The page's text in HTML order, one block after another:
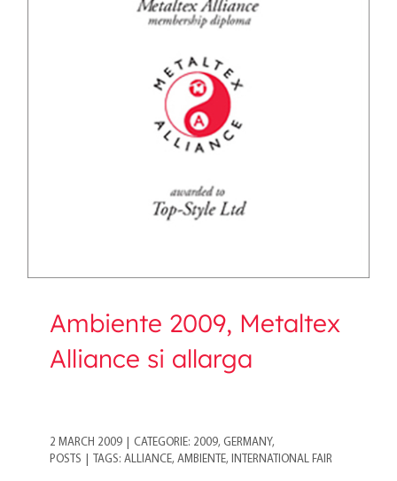
Ambiente 2009, Metaltex
Alliance si allarga
Ambiente 2009, Metaltex
Alliance si allarga
2 MARCH 2009 CATEGORIE: 2009, GERMANY,
POSTS
TAGS: ALLIANCE, AMBIENTE, INTERNATIONAL FAIR